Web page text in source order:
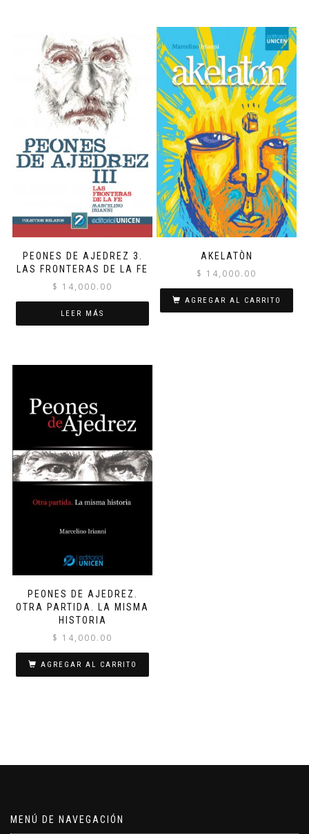
PEONES DE AJEDREZ 3.
LAS FRONTERAS DE LA FE
$ 14,000.00
LEER MÁS
AKELATÒN
$ 14,000.00
AGREGAR AL CARRITO
PEONES DE AJEDREZ.
OTRA PARTIDA. LA MISMA
HISTORIA
$ 14,000.00
AGREGAR AL CARRITO
MENÚ DE NAVEGACIÓN